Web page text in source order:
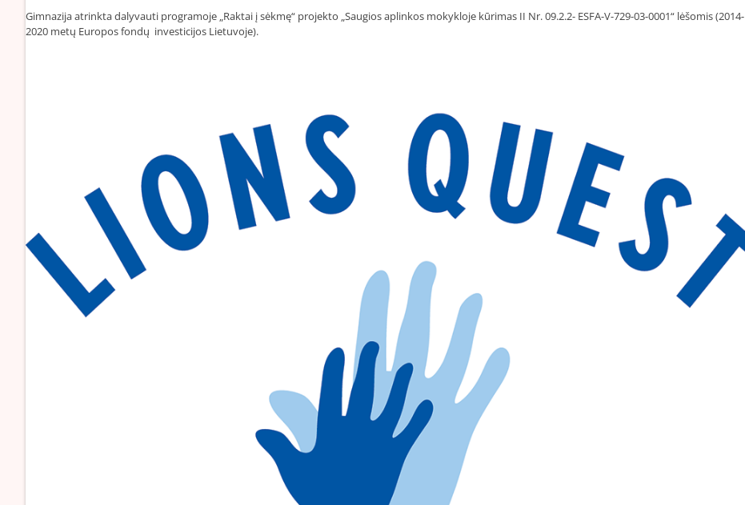
Gimnazija atrinkta dalyvauti programoje „Raktai į sėkmę“ projekto „Saugios aplinkos mokykloje kūrimas II Nr. 09.2.2- ESFA-V-729-03-0001“ lėšomis (2014-
2020 metų Europos fondų investicijos Lietuvoje).